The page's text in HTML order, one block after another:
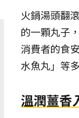
火鍋湯頭翻
的一顆丸子
消費者的食
水魚丸」等
溫潤薑